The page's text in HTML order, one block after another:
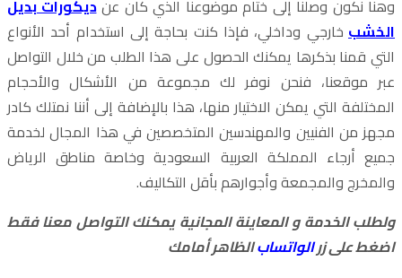
وهنا نكون وصلنا إلى ختام موضوعنا الذي كان عنديكورات بديل
الخشب خارجي وداخلي، فإذا كنت بحاجة إلى استخدام أحد الأنواع
التي قمنا بذكرها يمكنك الحصول على هذا الطلب من خلال التواصل
عبر موقعنا، فنحن نوفر لك مجموعة من الأشكال والأحجام
المختلفة التي يمكن الاختيار منها، هذا بالإضافة إلى أننا نمتلك كادر
مجهز من الفنيين والمهندسين المتخصصين في هذا المجال لخدمة
جميع أرجاء المملكة العربية السعودية وخاصة مناطق الرياض
والمخرج والمجمعة وأجوارهم بأقل التكاليف.
ولطلب الخدمة و المعاينة المجانية يمكنك التواصل معنا فقط
اضغط على زرالواتسابالظاهر أمامك